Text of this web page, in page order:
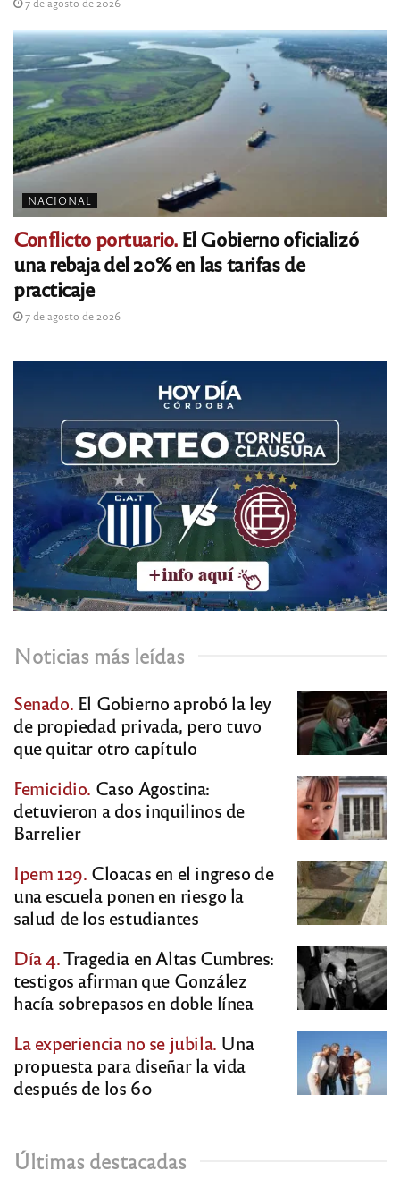
7 de agosto de 2026
NACIONAL
Conflicto portuario.El Gobierno oficializó
una rebaja del 20% en las tarifas de
practicaje
7 de agosto de 2026
Noticias más leídas
Senado. El Gobierno aprobó la ley
de propiedad privada, pero tuvo
que quitar otro capítulo
Femicidio. Caso Agostina:
detuvieron a dos inquilinos de
Barrelier
Ipem 129. Cloacas en el ingreso de
una escuela ponen en riesgo la
salud de los estudiantes
Día 4.Tragedia en Altas Cumbres:
testigos afirman que González
hacía sobrepasos en doble línea
La experiencia no se jubila. Una
propuesta para diseñar la vida
después de los 60
Últimas destacadas